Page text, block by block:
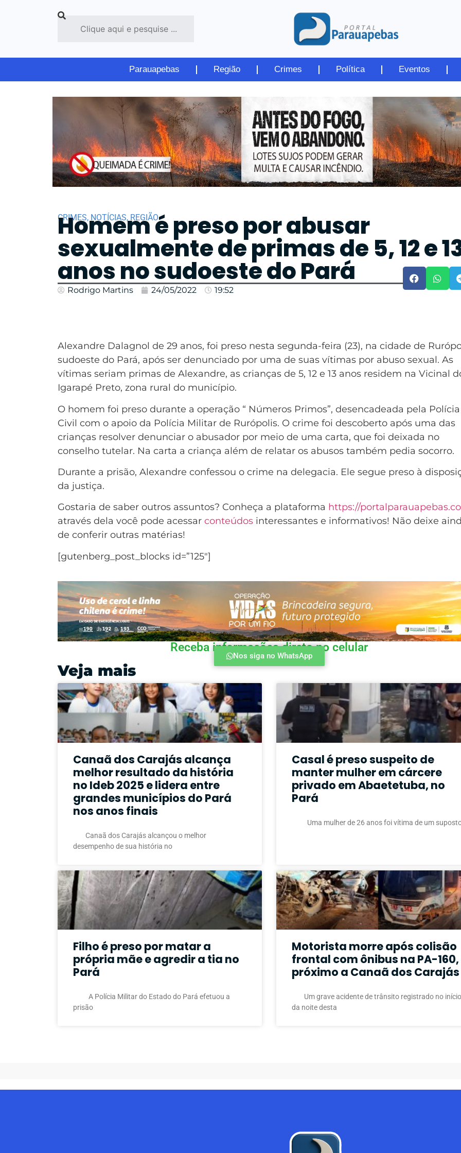
Parauapebas Região Crimes Política Eventos
CRIMES, NOTÍCIAS, REGIÃO
Homem é preso por abusar
sexualmente de primas de 5, 12 e
anos no sudoeste do Pará
Rodrigo Martins 24/05/2022 19:52
Alexandre Dalagnol de 29 anos, foi preso nesta segunda-feira (23), na cidade de
sudoeste do Pará, após ser denunciado por uma de suas vítimas por abuso sexual. As
vítimas seriam primas de Alexandre, as crianças de 5, 12 e 13 anos residem na Vicinal
Igarapé Preto, zona rural do município.
O homem foi preso durante a operação “ Números Primos”, desencadeada pela Polícia
Civil com o apoio da Polícia Militar de Rurópolis. O crime foi descoberto após uma das
crianças resolver denunciar o abusador por meio de uma carta, que foi deixada no
conselho tutelar. Na carta a criança além de relatar os abusos também pedia socorro.
Durante a prisão, Alexandre confessou o crime na delegacia. Ele segue preso à
da justiça.
Gostaria de saber outros assuntos? Conheça a plataforma https://
através dela você pode acessar conteúdos interessantes e informativos! Não deixe
de conferir outras matérias!
[gutenberg_post_blocks id=”125″]
Receba informações direto no celular
Nos siga no WhatsApp
Veja mais
Canaã dos Carajás alcança
melhor resultado da história
no Ideb 2025 e lidera entre
grandes municípios do Pará
nos anos finais
Canaã dos Carajás alcançou o melhor
desempenho de sua história no
Casal é preso suspeito de
manter mulher em cárcere
privado em Abaetetuba, no
Pará
Uma mulher de 26 anos foi vítima de um
Filho é preso por matar a
própria mãe e agredir a tia no
Pará
A Polícia Militar do Estado do Pará efetuou a
prisão
Motorista morre após colisão
frontal com ônibus na PA-160,
próximo a Canaã dos Carajás
Um grave acidente de trânsito registrado no
da noite desta